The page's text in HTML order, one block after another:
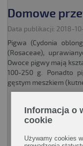
Domowe
Data publikacji: 2018-
Pigwa (Cydonia
(Rosaceae),
Owoce pigwy mają
100-250 g. Ponadto
gęstym meszkiem
Informacja o
cookie
Używamy cookies